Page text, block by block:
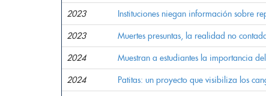
2023 Instituciones niegan información sobre
2023 Muertes presuntas, la realidad no
2024 Muestran a estudiantes la importancia
2024 Patitas: un proyecto que visibiliza los